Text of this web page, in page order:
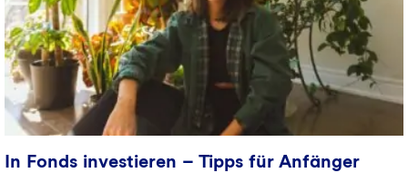
In Fonds investieren – Tipps für Anfänger